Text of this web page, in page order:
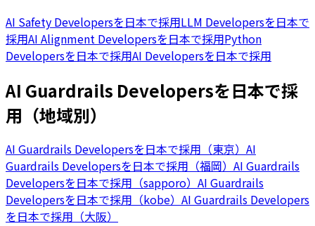
AI Safety Developersを日本で採用LLM Developersを日本で
採用AI Alignment Developersを日本で採用Python
Developersを日本で採用AI Developersを日本で採用
AI Guardrails Developersを日本で採
用（地域別）
AI Guardrails Developersを日本で採用（東京） AI
Guardrails Developersを日本で採用（福岡） AI Guardrails
Developersを日本で採用（sapporo） AI Guardrails
Developersを日本で採用（kobe） AI Guardrails Developers
を日本で採用（大阪）